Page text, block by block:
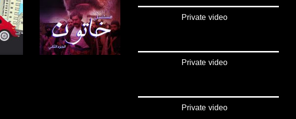
Private video
Private video
Private video